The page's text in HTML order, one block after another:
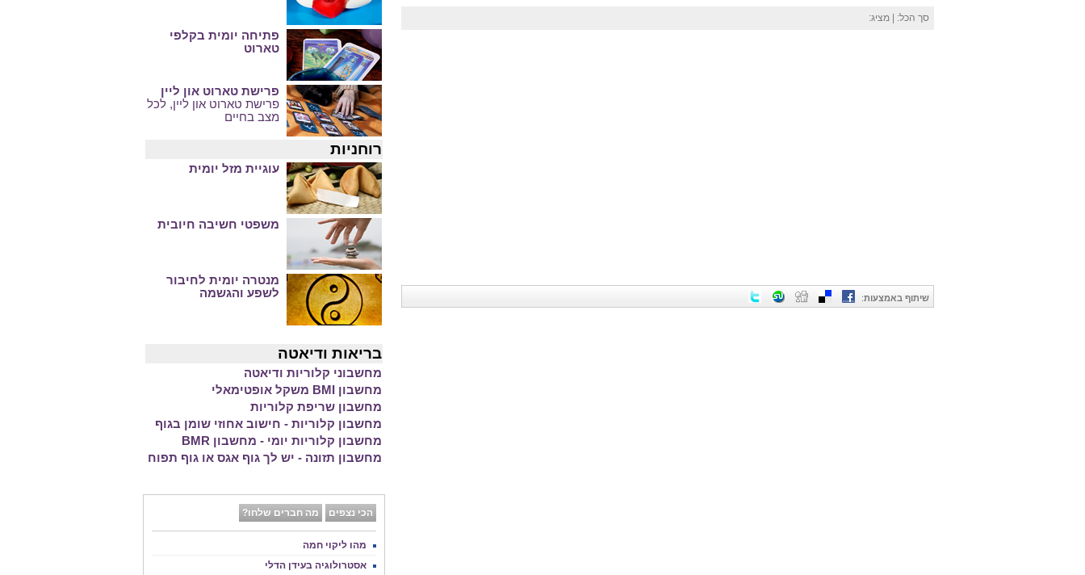
סך הכל: | מציג:
שיתוף באמצעות:
פתיחה יומית בקלפי
טארוט
פרישת טארוט און ליין
פרישת טארוט און ליין, לכל
מצב בחיים
רוחניות
עוגיית מזל יומית
משפטי חשיבה חיובית
מנטרה יומית לחיבור
לשפע והגשמה
בריאות ודיאטה
מחשבוני קלוריות ודיאטה
מחשבון BMI משקל אופטימאלי
מחשבון שריפת קלוריות
מחשבון קלוריות - חישוב אחוזי שומן בגוף
מחשבון קלוריות יומי - מחשבון BMR
מחשבון תזונה - יש לך גוף אגס או גוף תפוח
הכי נצפים מה חברים שלחו?
מהו ליקוי חמה
אסטרולוגיה בעידן הדלי